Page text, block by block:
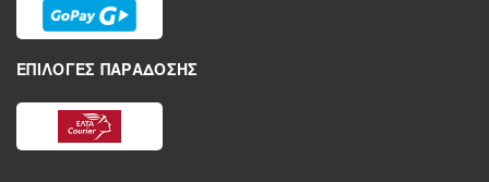
ΕΠΙΛΟΓΈΣ ΠΑΡΆΔΟΣΗΣ